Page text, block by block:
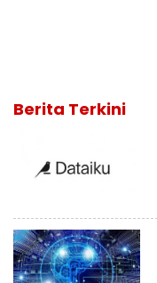
Berita Terkini